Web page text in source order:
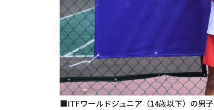
■ITFワールドジュニア（14歳以下）の男